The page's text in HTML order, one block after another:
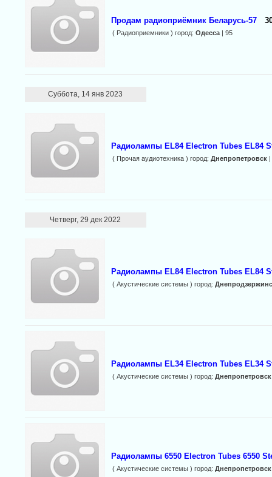
Продам радиоприёмник Беларусь-57
( Радиоприемники ) город: Одесса| 95
Суббота, 14 янв 2023
Радиолампы EL84 Electron Tubes EL84
( Прочая аудиотехника ) город: Днепропетровск|
Четверг, 29 дек 2022
Радиолампы EL84 Electron Tubes EL84
( Акустические системы ) город:
Радиолампы EL34 Electron Tubes EL34
( Акустические системы ) город: Днепропетровск
Радиолампы 6550 Electron Tubes 6550
( Акустические системы ) город: Днепропетровск